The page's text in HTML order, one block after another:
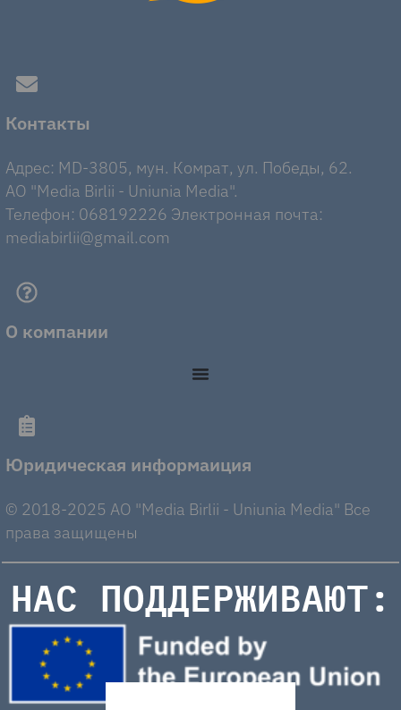
Контакты
Адрес: MD-3805, мун. Комрат, ул. Победы, 62.
AO "Media Birlii - Uniunia Media".
Телефон: 068192226 Электронная почта:
mediabirlii@gmail.com
О компании
Юридическая информаиция
© 2018-2025 AO "Media Birlii - Uniunia Media" Все
права защищены
НАС ПОДДЕРЖИВАЮТ: